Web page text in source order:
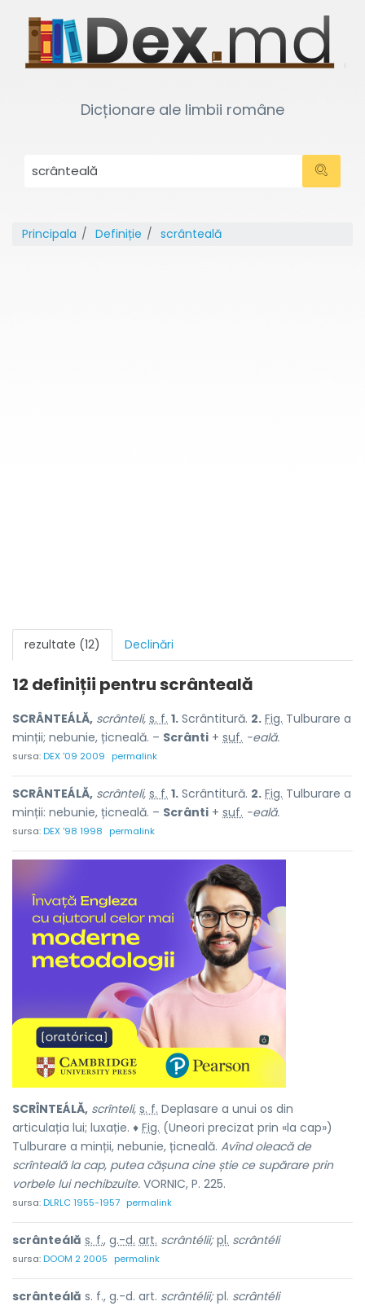
Dicționare ale limbii române
Principala Definiție scrânteală
rezultate (12) Declinări
12 definiții pentruscrânteală
SCRÂNTEÁLĂ, scrânteli, s. f. 1. Scrântitură. 2. Fig. Tulburare a
minții; nebunie, țicneală. – Scrânti + suf. -eală.
sursa:DEX '09 2009 permalink
SCRÂNTEÁLĂ, scrânteli, s. f. 1. Scrântitură. 2. Fig. Tulburare a
minții: nebunie, țicneală. – Scrânti + suf. -eală.
sursa:DEX '98 1998 permalink
SCRÎNTEÁLĂ, scrînteli, s. f. Deplasare a unui os din
articulația lui; luxație. ♦ Fig. (Uneori precizat prin «la cap»)
Tulburare a minții, nebunie, țicneală. Avînd oleacă de
scrînteală la cap, putea cășuna cine știe ce supărare prin
vorbele lui nechibzuite. VORNIC, P. 225.
sursa:DLRLC 1955-1957 permalink
scrânteálă s. f., g.-d. art. scrântélii; pl. scrântéli
sursa:DOOM 2 2005 permalink
scrânteálă s. f., g.-d. art. scrântélii;pl. scrântéli